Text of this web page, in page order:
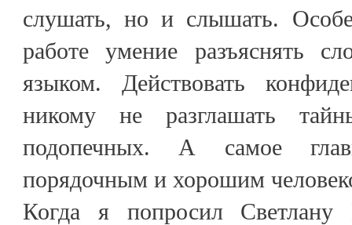
слушать, но и слышать.
работе умение разъяснять
языком. Действовать
никому не разглашать
подопечных. А самое
порядочным и хорошим
Когда я попросил Светлану